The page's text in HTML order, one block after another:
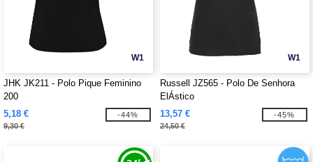
W1
JHK JK211 - Polo Pique Feminino
200
5,18 €
9,30 €
-44%
W1
Russell JZ565 - Polo De Senhora
ElÁstico
13,57 €
24,50 €
-45%